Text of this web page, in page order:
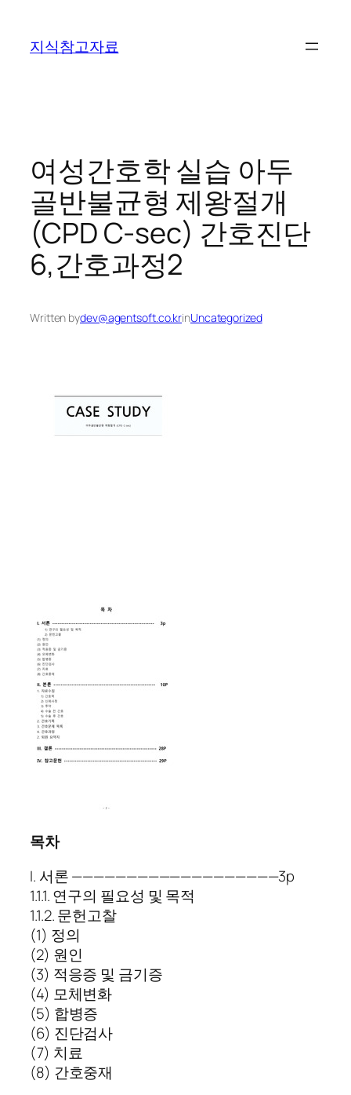
지식참고자료
여성간호학 실습 아두
골반불균형 제왕절개
(CPD C-sec) 간호진단
6,간호과정2
Written bydev@agentsoft.co.krinUncategorized
목차
I. 서론 ———————————————————3p
1.1.1. 연구의 필요성 및 목적
1.1.2. 문헌고찰
(1) 정의
(2) 원인
(3) 적응증 및 금기증
(4) 모체변화
(5) 합병증
(6) 진단검사
(7) 치료
(8) 간호중재